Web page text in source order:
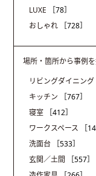
LUXE
［78］
おしゃれ
［728］
場所・箇所から事例
リビングダイニング
キッチン
［767］
寝室
［412］
ワークスペース
［
洗面台
［533］
玄関／土間
［557］